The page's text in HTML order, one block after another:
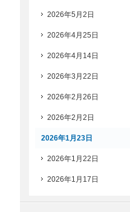
2026年5月2日
2026年4月25日
2026年4月14日
2026年3月22日
2026年2月26日
2026年2月2日
2026年1月23日
2026年1月22日
2026年1月17日